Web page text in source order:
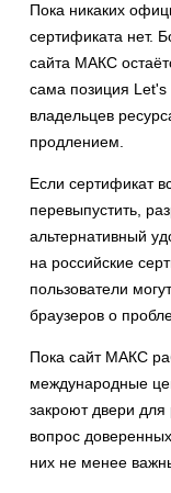
Пока никаких
сертификата нет.
сайта МАКС
сама позиция Let's
владельцев
продлением.
Если сертификат
перевыпустить,
альтернативный
на российские
пользователи
браузеров о
Пока сайт МАКС
международные
закроют двери для
вопрос
них не менее